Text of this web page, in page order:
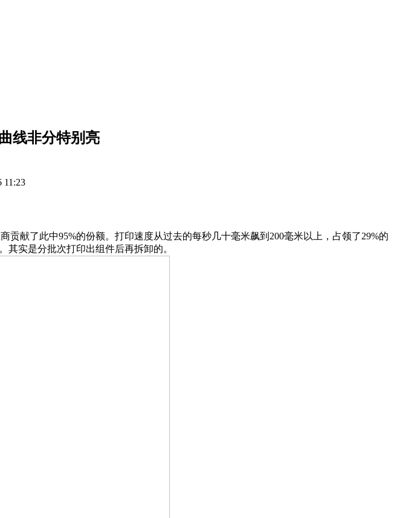
线非分特别亮
11:23
献了此中95%的份额。打印速度从过去的每秒几十毫米飙到200毫米以上，占领了29%的
其实是分批次打印出组件后再拆卸的。